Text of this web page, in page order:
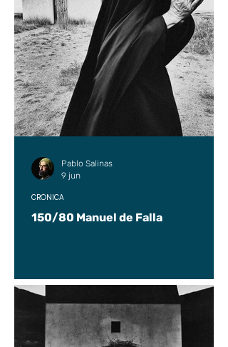
150/80 Manuel de Falla
CRÓNICA
Pablo Salinas
9 jun